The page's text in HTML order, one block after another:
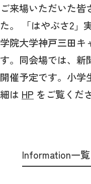
ご来場いただいた皆
た。 「はやぶさ2」
学院大学神戸三田キ
す。同会場では、新
開催予定です。小学
細は HP をご覧くだ
Information一覧